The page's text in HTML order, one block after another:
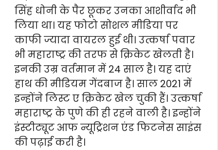
सिंह धोनी के पैर छूकर उनका आशीर्वाद भी
लिया था। यह फोटो सोशल मीडिया पर
काफी ज्यादा वायरल हुई थी। उत्कर्षा पवार
भी महाराष्ट्र की तरफ से क्रिकेट खेलती है।
इनकी उम्र वर्तमान में 24 साल है। यह दाएं
हाथ की मीडियम गेंदबाज है। साल 2021 में
इन्होंने लिस्ट ए क्रिकेट खेल चुकी हैं। उत्कर्षा
महाराष्ट्र के पुणे की ही रहने वाली है। इन्होंने
इंस्टीट्यूट आफ न्यूट्रिशन एंड फिटनेस साइंस
की पढ़ाई करी है।